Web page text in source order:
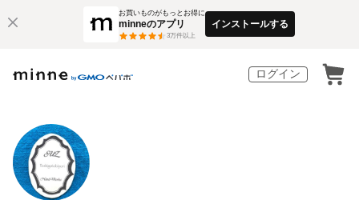
お買いものがもっとお得に
minneのアプリ
3万件以上
インストールする
ログイン